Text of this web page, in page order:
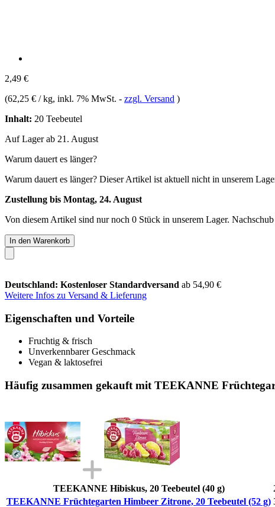
2,49 €
(62,25 € / kg, inkl. 7% MwSt. - zzgl. Versand )
Inhalt: 20 Teebeutel
Auf Lager ab 21. August
Warum dauert es länger?
Warum dauert es länger? Dieser Artikel ist aktuell nicht in unserem
Zustellung bis Montag, 24. August
Von diesem Artikel sind nur noch 0 Stück in unserem Lager.
In den Warenkorb
Deutschland: Kostenloser Standardversand ab 54,90 €
Weitere Infos zu Versand & Lieferung
Eigenschaften und Vorteile
Fruchtig & frisch
Unverkennbarer Geschmack
Vegan & laktosefrei
Häufig zusammen gekauft mit TEEKANNE
TEEKANNE Hibiskus, 20 Teebeutel (40 g)
TEEKANNE Früchtegarten Himbeer Zitrone, 20 Teebeutel (52 g)